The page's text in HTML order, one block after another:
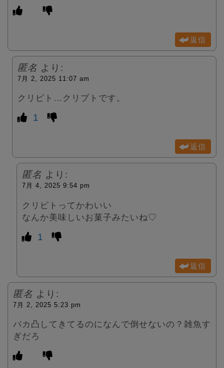
返信
匿名 より:
7月 2, 2025 11:07 am
クリピト…クリプトです。
1
返信
匿名 より:
7月 4, 2025 9:54 pm
クリピトってかわいい
なんか美味しいお菓子みたいね♡
1
返信
匿名 より:
7月 2, 2025 5:23 pm
バカ凸してきてるのになんで倒せないの？雑魚す
ぎだろ